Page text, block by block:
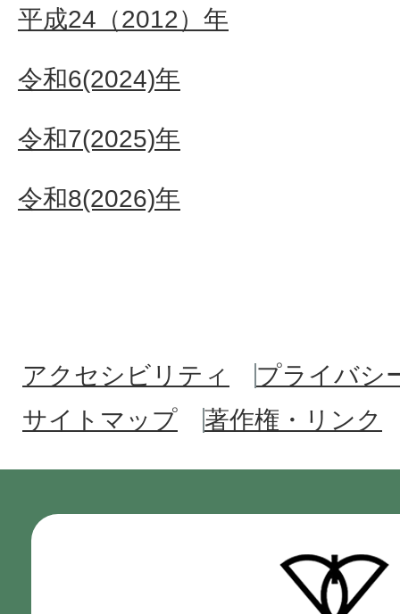
平成24（2012）年
令和6(2024)年
令和7(2025)年
令和8(2026)年
アクセシビリティ
プライバシ
サイトマップ
著作権・リンク